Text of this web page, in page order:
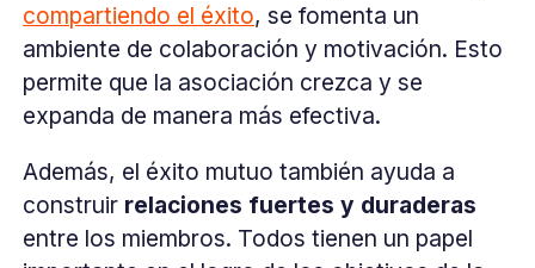
compartiendo el éxito, se fomenta un
ambiente de colaboración y motivación. Esto
permite que la asociación crezca y se
expanda de manera más efectiva.
Además, el éxito mutuo también ayuda a
construir relaciones fuertes y duraderas
entre los miembros. Todos tienen un papel